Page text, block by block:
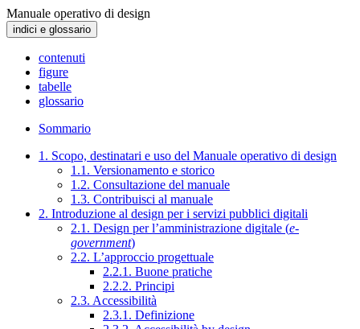
Manuale operativo di design
indici e glossario
contenuti
figure
tabelle
glossario
Sommario
1. Scopo, destinatari e uso del Manuale operativo di design
1.1. Versionamento e storico
1.2. Consultazione del manuale
1.3. Contribuisci al manuale
2. Introduzione al design per i servizi pubblici digitali
2.1. Design per l’amministrazione digitale (e-
government)
2.2. L’approccio progettuale
2.2.1. Buone pratiche
2.2.2. Principi
2.3. Accessibilità
2.3.1. Definizione